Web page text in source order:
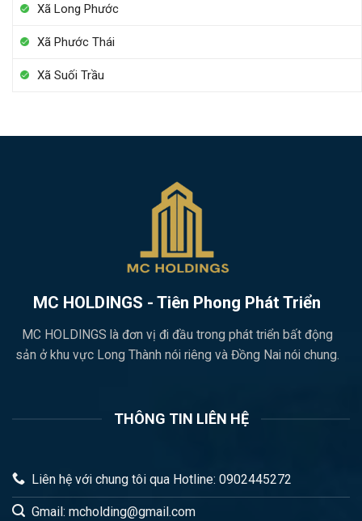
Xã Long Phước
Xã Phước Thái
Xã Suối Trầu
MC HOLDINGS - Tiên Phong Phát Triển
MC HOLDINGS là đơn vị đi đầu trong phát triển bất động
sản ở khu vực Long Thành nói riêng và Đồng Nai nói chung.
THÔNG TIN LIÊN HỆ
Liên hệ với chung tôi qua Hotline: 0902445272
Gmail: mcholding@gmail.com